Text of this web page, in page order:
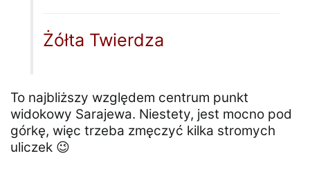
Żółta Twierdza
To najbliższy względem centrum punkt
widokowy Sarajewa. Niestety, jest mocno pod
górkę, więc trzeba zmęczyć kilka stromych
uliczek 😉